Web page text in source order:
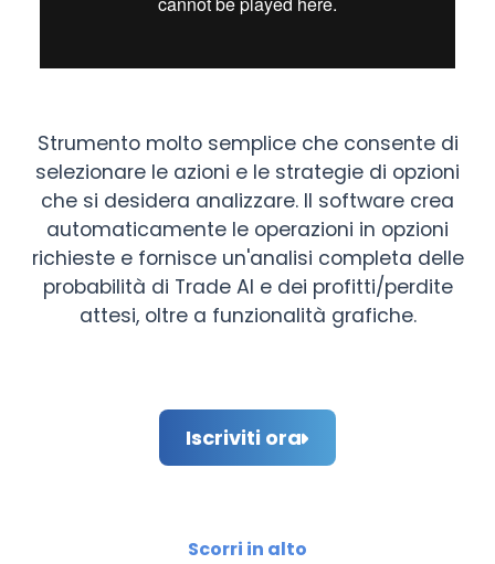
Strumento molto semplice che consente di
selezionare le azioni e le strategie di opzioni
che si desidera analizzare. Il software crea
automaticamente le operazioni in opzioni
richieste e fornisce un'analisi completa delle
probabilità di Trade AI e dei profitti/perdite
attesi, oltre a funzionalità grafiche.
Iscriviti ora
Scorri in alto